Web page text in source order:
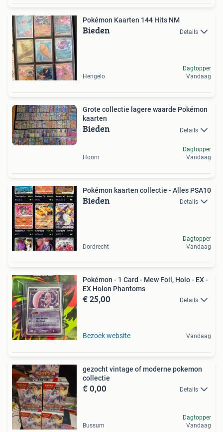
Pokémon Kaarten 144 Hits NM
Bieden Details
Hengelo
Dagtopper
Vandaag
Grote collectie lagere waarde Pokémon
kaarten
Bieden Details
Hoorn
Dagtopper
Vandaag
Pokémon kaarten collectie - Alles PSA10
Bieden Details
Dordrecht
Dagtopper
Vandaag
Pokémon - 1 Card - Mew Foil, Holo - EX -
EX Holon Phantoms
€ 25,00 Details
Bezoek website Vandaag
gezocht vintage of moderne pokemon
collectie
€ 0,00 Details
Bussum
Dagtopper
Vandaag